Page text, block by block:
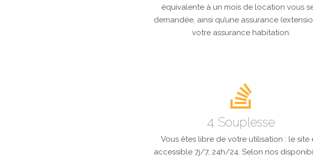
équivalente à un mois de location vous
demandée, ainsi qu’une assurance
votre assurance habitation.
4. Souplesse
Vous êtes libre de votre utilisation : le site
accessible 7j/7, 24h/24. Selon nos